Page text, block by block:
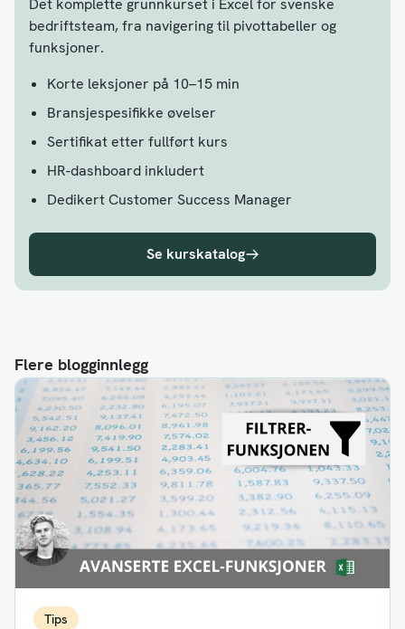
bedriftsteam, fra navigering til pivottabeller og
funksjoner.
Korte leksjoner på 10–15 min
Bransjespesifikke øvelser
Sertifikat etter fullført kurs
HR-dashboard inkludert
Dedikert Customer Success Manager
Se kurskatalog
Flere blogginnlegg
Tips